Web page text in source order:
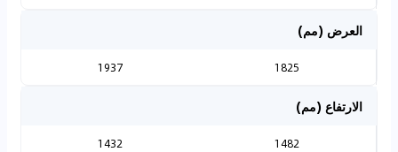
العرض (مم)
1825
1937
الارتفاع (مم)
1482
1432